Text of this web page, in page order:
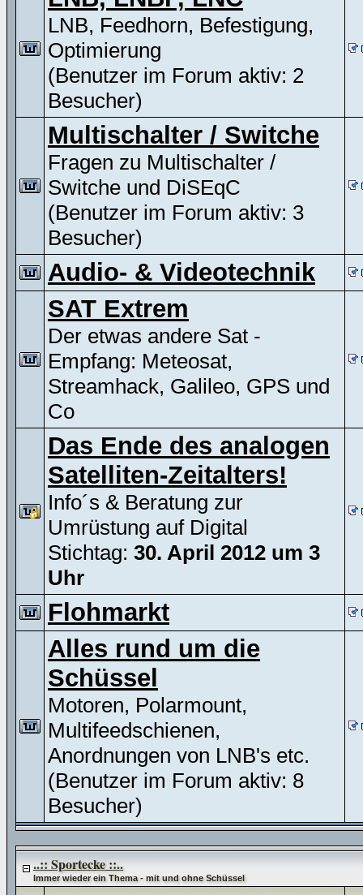
LNB, Feedhorn, Befestigung,
Optimierung
(Benutzer im Forum aktiv: 2
Besucher)
Multischalter / Switche
Fragen zu Multischalter /
Switche und DiSEqC
(Benutzer im Forum aktiv: 3
Besucher)
Audio- & Videotechnik
SAT Extrem
Der etwas andere Sat -
Empfang: Meteosat,
Streamhack, Galileo, GPS und
Co
Das Ende des analogen
Satelliten-Zeitalters!
Info´s & Beratung zur
Umrüstung auf Digital
Stichtag: 30. April 2012 um 3
Uhr
Flohmarkt
Alles rund um die
Schüssel
Motoren, Polarmount,
Multifeedschienen,
Anordnungen von LNB's etc.
(Benutzer im Forum aktiv: 8
Besucher)
..:: Sportecke ::..
Immer wieder ein Thema - mit und ohne Schüssel